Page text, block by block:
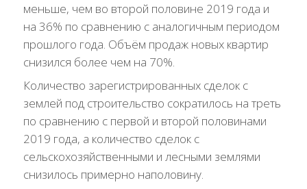
меньше, чем во второй половине 2019 года и
на 36% по сравнению с аналогичным периодом
прошлого года. Объём продаж новых квартир
снизился более чем на 70%.
Количество зарегистрированных сделок с
землей под строительство сократилось на треть
по сравнению с первой и второй половинами
2019 года, а количество сделок с
сельскохозяйственными и лесными землями
снизилось примерно наполовину.